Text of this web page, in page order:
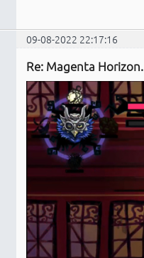
09-08-2022 22:17:16
Re: Magenta Horizon.